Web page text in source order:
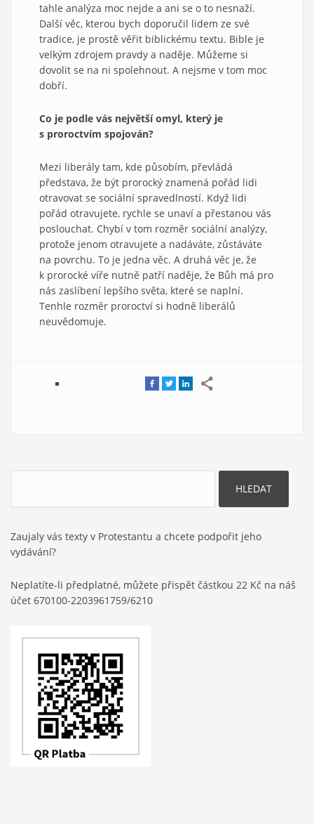
tahle analýza moc nejde a ani se o to nesnaží.
Další věc, kterou bych doporučil lidem ze své
tradice, je prostě věřit biblickému textu. Bible je
velkým zdrojem pravdy a naděje. Můžeme si
dovolit se na ni spolehnout. A nejsme v tom moc
dobří.
Co je podle vás největší omyl, který je
s proroctvím spojován?
Mezi liberály tam, kde působím, převládá
představa, že být prorocký znamená pořád lidi
otravovat se sociální spravedlností. Když lidi
pořád otravujete, rychle se unaví a přestanou vás
poslouchat. Chybí v tom rozměr sociální analýzy,
protože jenom otravujete a nadáváte, zůstáváte
na povrchu. To je jedna věc. A druhá věc je, že
k prorocké víře nutně patří naděje, že Bůh má pro
nás zaslíbení lepšího světa, které se naplní.
Tenhle rozměr proroctví si hodně liberálů
neuvědomuje.
Zaujaly vás texty v Protestantu a chcete podpořit jeho
vydávání?
Neplatíte-li předplatné, můžete přispět částkou 22 Kč na náš
účet 670100-2203961759/6210